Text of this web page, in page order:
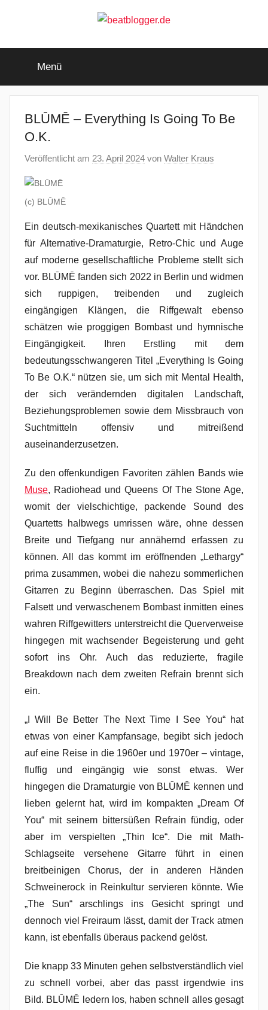
beatblogger.de
beat
goes
Menü
BLŪMĒ – Everything Is Going To Be
O.K.
Veröffentlicht am 23. April 2024 von Walter Kraus
(c) BLŪMĒ
Ein deutsch-mexikanisches Quartett mit Händchen
für Alternative-Dramaturgie, Retro-Chic und Auge
auf moderne gesellschaftliche Probleme stellt sich
vor. BLŪMĒ fanden sich 2022 in Berlin und widmen
sich ruppigen, treibenden und zugleich
eingängigen Klängen, die Riffgewalt ebenso
schätzen wie proggigen Bombast und hymnische
Eingängigkeit. Ihren Erstling mit dem
bedeutungsschwangeren Titel „Everything Is Going
To Be O.K.“ nützen sie, um sich mit Mental Health,
der sich verändernden digitalen Landschaft,
Beziehungsproblemen sowie dem Missbrauch von
Suchtmitteln offensiv und mitreißend
auseinanderzusetzen.
Zu den offenkundigen Favoriten zählen Bands wie
Muse, Radiohead und Queens Of The Stone Age,
womit der vielschichtige, packende Sound des
Quartetts halbwegs umrissen wäre, ohne dessen
Breite und Tiefgang nur annähernd erfassen zu
können. All das kommt im eröffnenden „Lethargy“
prima zusammen, wobei die nahezu sommerlichen
Gitarren zu Beginn überraschen. Das Spiel mit
Falsett und verwaschenem Bombast inmitten eines
wahren Riffgewitters unterstreicht die Querverweise
hingegen mit wachsender Begeisterung und geht
sofort ins Ohr. Auch das reduzierte, fragile
Breakdown nach dem zweiten Refrain brennt sich
ein.
„I Will Be Better The Next Time I See You“ hat
etwas von einer Kampfansage, begibt sich jedoch
auf eine Reise in die 1960er und 1970er – vintage,
fluffig und eingängig wie sonst etwas. Wer
hingegen die Dramaturgie von BLŪMĒ kennen und
lieben gelernt hat, wird im kompakten „Dream Of
You“ mit seinem bittersüßen Refrain fündig, oder
aber im verspielten „Thin Ice“. Die mit Math-
Schlagseite versehene Gitarre führt in einen
breitbeinigen Chorus, der in anderen Händen
Schweinerock in Reinkultur servieren könnte. Wie
„The Sun“ arschlings ins Gesicht springt und
dennoch viel Freiraum lässt, damit der Track atmen
kann, ist ebenfalls überaus packend gelöst.
Die knapp 33 Minuten gehen selbstverständlich viel
zu schnell vorbei, aber das passt irgendwie ins
Bild. BLŪMĒ ledern los, haben schnell alles gesagt